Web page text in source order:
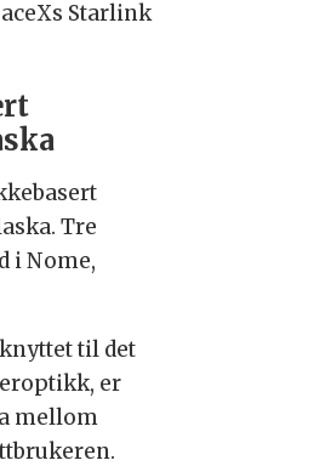
Starlink
Tre
i Nome,
til det
er
mellom